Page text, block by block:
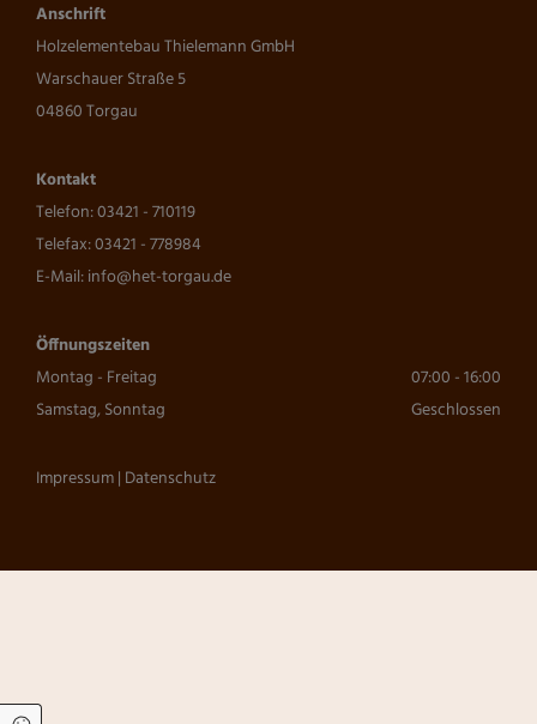
Anschrift
Holzelementebau Thielemann GmbH
Warschauer Straße 5
04860 Torgau
Kontakt
Telefon:03421 - 710119
Telefax: 03421 - 778984
E-Mail:info@het-torgau.de
Öffnungszeiten
Montag - Freitag
07:00 - 16:00
Samstag, Sonntag
Geschlossen
Impressum| Datenschutz